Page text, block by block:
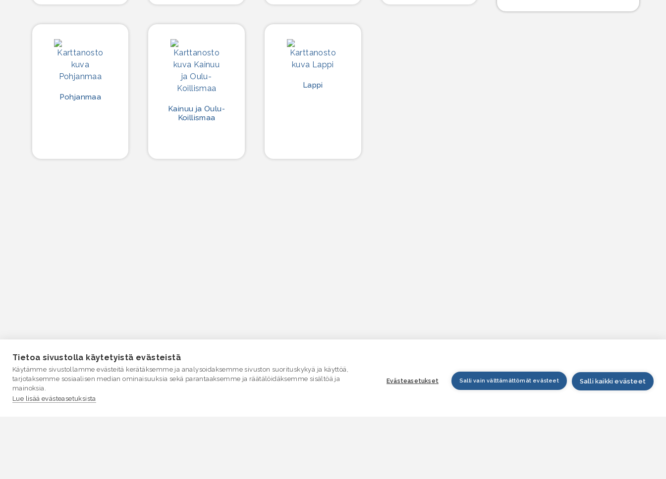
Pohjanmaa
Kainuu ja Oulu-
Koillismaa
Lappi
Tietoa sivustolla käytetyistä evästeistä
Käytämme sivustollamme evästeitä kerätäksemme ja analysoidaksemme sivuston suorituskykyä ja käyttöä,
tarjotaksemme sosiaalisen median ominaisuuksia sekä parantaaksemme ja räätälöidäksemme sisältöä ja
mainoksia.
Lue lisää evästeasetuksista
Evästeasetukset Salli vain välttämättömät evästeet Salli kaikki evästeet